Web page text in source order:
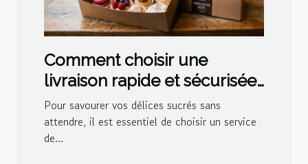
Comment choisir une
livraison rapide et sécurisée
pour vos délices sucrés ?
Pour savourer vos délices sucrés sans
attendre, il est essentiel de choisir un service
de...